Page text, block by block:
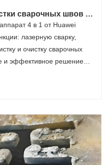
сварочных швов с
сварочного
4 в 1 от Huawei
лазерную сварку,
и очистку сварочных
и эффективное решение
сварка, обеспечивающая